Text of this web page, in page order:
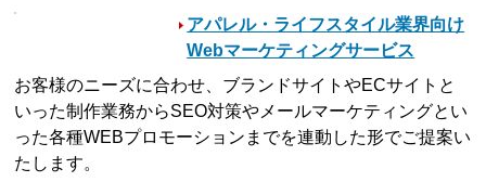
アパレル・ライフスタイル業界向け
Webマーケティングサービス
お客様のニーズに合わせ、ブランドサイトやECサイトと
いった制作業務からSEO対策やメールマーケティングとい
った各種WEBプロモーションまでを連動した形でご提案い
たします。